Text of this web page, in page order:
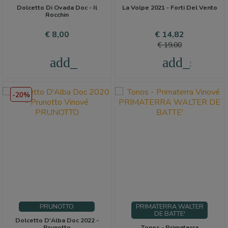
Dolcetto Di Ovada Doc - Il
Rocchin
Prijs
€ 8,00
add_shopping_cart
La Volpe 2021 - Forti Del Vento
Prijs
€ 14,82
€ 19,00
PRUNOTTO
Dolcetto D'Alba Doc 2022 -
-20%
PRIMATERRA WALTER
DE BATTE'